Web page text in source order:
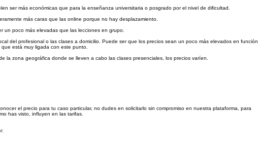
ser más económicas que para la enseñanza universitaria o posgrado por el nivel de dificultad.
más caras que las online porque no hay desplazamiento.
un poco más elevadas que las lecciones en grupo.
del profesional o las clases a domicilio. Puede ser que los precios sean un poco más elevados en función
está muy ligada con este punto.
la zona geográfica donde se lleven a cabo las clases presenciales, los precios varíen.
el precio para tu caso particular, no dudes en solicitarlo sin compromiso en nuestra plataforma, para
has visto, influyen en las tarifas.